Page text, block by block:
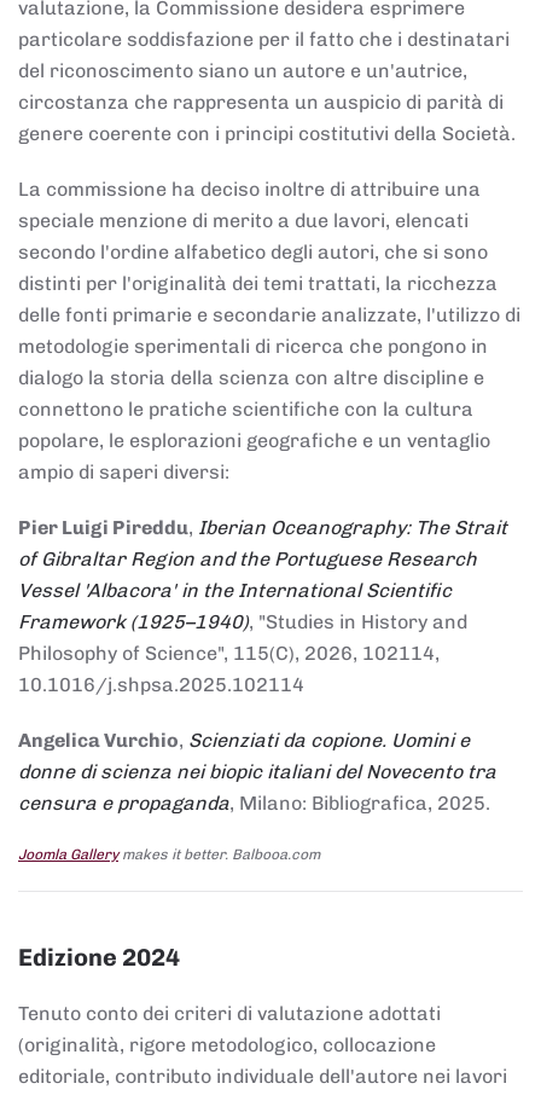
valutazione, la Commissione desidera esprimere
particolare soddisfazione per il fatto che i destinatari
del riconoscimento siano un autore e un'autrice,
circostanza che rappresenta un auspicio di parità di
genere coerente con i principi costitutivi della Società.
La commissione ha deciso inoltre di attribuire una
speciale menzione di merito a due lavori, elencati
secondo l'ordine alfabetico degli autori, che si sono
distinti per l'originalità dei temi trattati, la ricchezza
delle fonti primarie e secondarie analizzate, l'utilizzo di
metodologie sperimentali di ricerca che pongono in
dialogo la storia della scienza con altre discipline e
connettono le pratiche scientifiche con la cultura
popolare, le esplorazioni geografiche e un ventaglio
ampio di saperi diversi:
Pier Luigi Pireddu, Iberian Oceanography: The Strait
of Gibraltar Region and the Portuguese Research
Vessel 'Albacora' in the International Scientific
Framework (1925–1940), "Studies in History and
Philosophy of Science", 115(C), 2026, 102114,
10.1016/j.shpsa.2025.102114
Angelica Vurchio, Scienziati da copione. Uomini e
donne di scienza nei biopic italiani del Novecento tra
censura e propaganda, Milano: Bibliografica, 2025.
Joomla Gallerymakes it better. Balbooa.com
Edizione 2024
Tenuto conto dei criteri di valutazione adottati
(originalità, rigore metodologico, collocazione
editoriale, contributo individuale dell'autore nei lavori